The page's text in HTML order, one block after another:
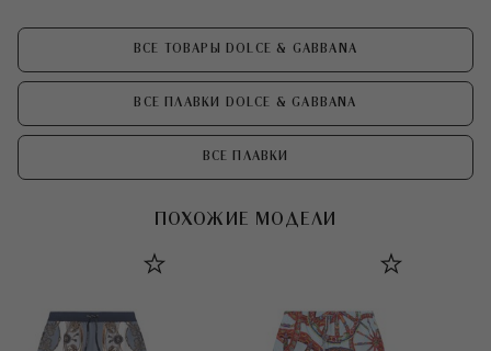
ВСЕ ТОВАРЫ DOLCE & GABBANA
ВСЕ ПЛАВКИ DOLCE & GABBANA
ВСЕ ПЛАВКИ
ПОХОЖИЕ МОДЕЛИ